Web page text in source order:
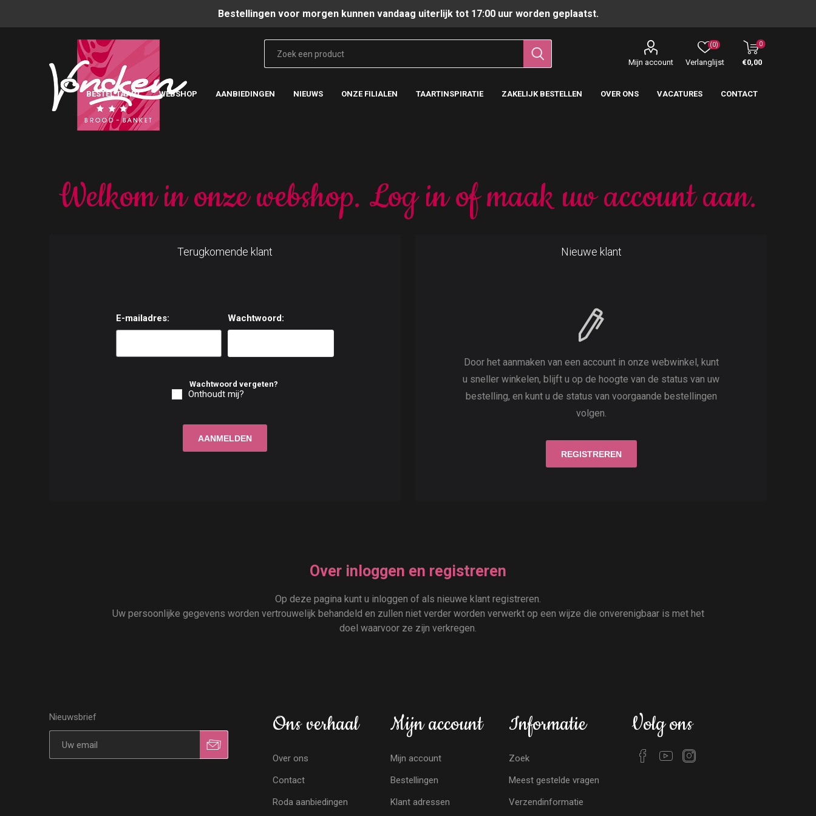
Bestellingen voor morgen kunnen vandaag uiterlijk tot 17:00 uur worden geplaatst.
Mijn account Verlanglijst
(0) 0
€0,00
BESTEL TAART WEBSHOP AANBIEDINGEN NIEUWS ONZE FILIALEN TAARTINSPIRATIE ZAKELIJK BESTELLEN OVER ONS VACATURES CONTACT
Welkom in onze webshop. Log in of maak uw account aan.
Nieuwe klant
Door het aanmaken van een account in onze webwinkel, kunt
u sneller winkelen, blijft u op de hoogte van de status van uw
bestelling, en kunt u de status van voorgaande bestellingen
volgen.
Terugkomende klant
E-mailadres: Wachtwoord:
Wachtwoord vergeten?
Onthoudt mij?
Over inloggen en registreren
Op deze pagina kunt u inloggen of als nieuwe klant registreren.
Uw persoonlijke gegevens worden vertrouwelijk behandeld en zullen niet verder worden verwerkt op een wijze die onverenigbaar is met het
doel waarvoor ze zijn verkregen.
Nieuwsbrief Ons verhaal
Over ons
Contact
Roda aanbiedingen
Mijn account
Mijn account
Bestellingen
Klant adressen
Informatie
Zoek
Meest gestelde vragen
Verzendinformatie
Volg ons